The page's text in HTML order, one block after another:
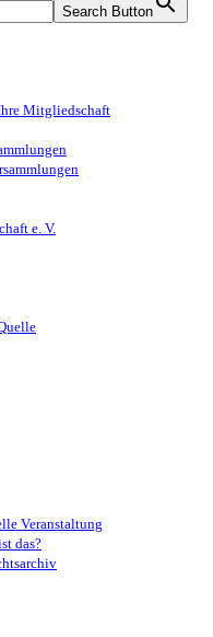
Search Button
Mitgliedschaft
e. V.
Veranstaltung
das?